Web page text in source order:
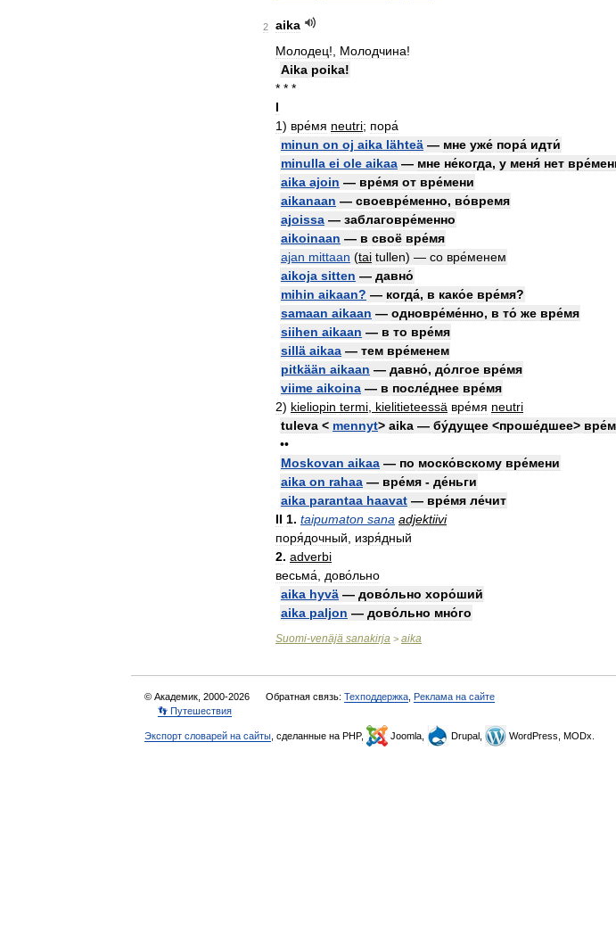
2
aika
Молодец!, Молодчина!
Aika poika!
* * *
I
1) вре́мя neutri; пора́
minun on oj aika lähteä — мне уже́ пора́ идти́
minulla ei ole aikaa — мне не́когда, у меня́ нет
aika ajoin — вре́мя от вре́мени
aikanaan — своевре́менно, во́время
ajoissa — заблаговре́менно
aikoinaan — в своё вре́мя
ajan mittaan (tai tullen) — со вре́менем
aikoja sitten — давно́
mihin aikaan? — когда́, в како́е вре́мя?
samaan aikaan — одновре́ме́нно, в то́ же вре́мя
siihen aikaan — в то вре́мя
sillä aikaa — тем вре́менем
pitkään aikaan — давно́, до́лгое вре́мя
viime aikoina — в после́днее вре́мя
2) kieliopin termi kielitieteessä вре́мя neutri
tuleva < mennyt> aika — бу́дущее <проше́дшее>
••
Moskovan aikaa — по моско́вскому вре́мени
aika on rahaa — вре́мя - де́ньги
aika parantaa haavat — вре́мя ле́чит
II 1. taipumaton sana adjektiivi
поря́дочный
изря́дный
2. adverbi
весьма́
дово́льно
aika hyvä — дово́льно хоро́ший
aika paljon — дово́льно мно́го
Suomi-venäjä sanakirja > aika
© Академик, 2000-2026 Обратная связь: Техподдержка Реклама на сайте
👣 Путешествия
Экспорт словарей на сайты , сделанные на PHP, Joomla, Drupal, WordPress, MODx.